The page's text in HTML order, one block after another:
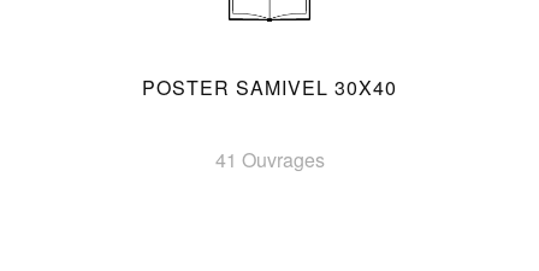
POSTER SAMIVEL 30X40
41 Ouvrages